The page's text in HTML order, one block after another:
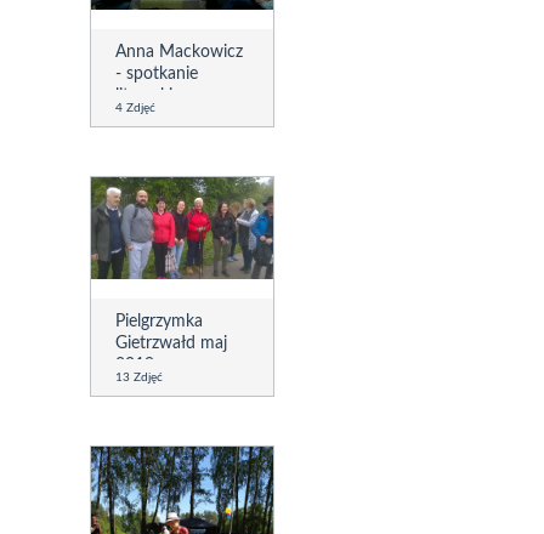
Anna Mackowicz
- spotkanie
literackie
4 Zdjęć
Pielgrzymka
Gietrzwałd maj
2019
13 Zdjęć